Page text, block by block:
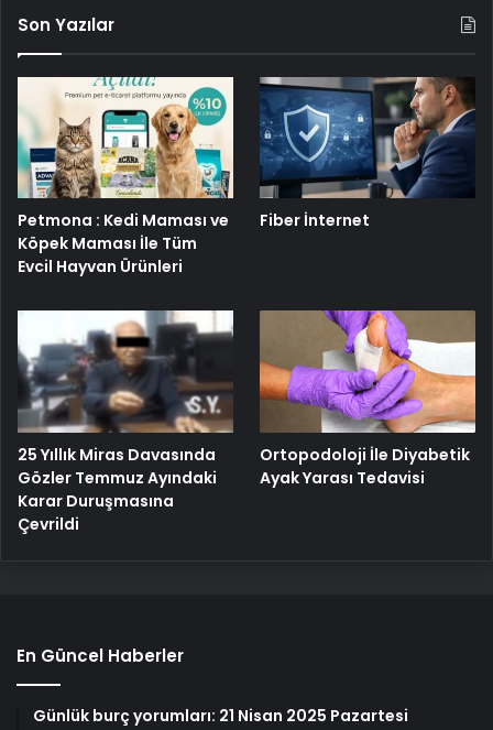
Son Yazılar
Petmona : Kedi Maması ve
Köpek Maması İle Tüm
Evcil Hayvan Ürünleri
Fiber İnternet
25 Yıllık Miras Davasında
Gözler Temmuz Ayındaki
Karar Duruşmasına
Çevrildi
Ortopodoloji İle Diyabetik
Ayak Yarası Tedavisi
En Güncel Haberler
Günlük burç yorumları: 21 Nisan 2025 Pazartesi